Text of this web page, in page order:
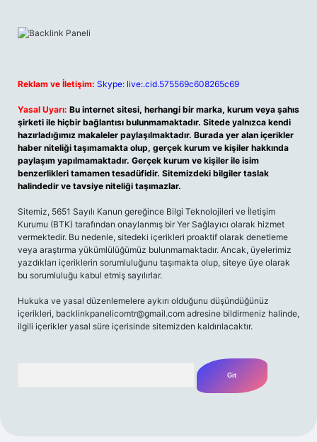
Reklam ve İletişim: Skype: live:.cid.575569c608265c69
Yasal Uyarı: Bu internet sitesi, herhangi bir marka, kurum veya şahıs
şirketi ile hiçbir bağlantısı bulunmamaktadır. Sitede yalnızca kendi
hazırladığımız makaleler paylaşılmaktadır. Burada yer alan içerikler
haber niteliği taşımamakta olup, gerçek kurum ve kişiler hakkında
paylaşım yapılmamaktadır. Gerçek kurum ve kişiler ile isim
benzerlikleri tamamen tesadüfidir. Sitemizdeki bilgiler taslak
halindedir ve tavsiye niteliği taşımazlar.
Sitemiz, 5651 Sayılı Kanun gereğince Bilgi Teknolojileri ve İletişim
Kurumu (BTK) tarafından onaylanmış bir Yer Sağlayıcı olarak hizmet
vermektedir. Bu nedenle, sitedeki içerikleri proaktif olarak denetleme
veya araştırma yükümlülüğümüz bulunmamaktadır. Ancak, üyelerimiz
yazdıkları içeriklerin sorumluluğunu taşımakta olup, siteye üye olarak
bu sorumluluğu kabul etmiş sayılırlar.
Hukuka ve yasal düzenlemelere aykırı olduğunu düşündüğünüz
içerikleri, backlinkpanelicomtr@gmail.com adresine bildirmeniz halinde,
ilgili içerikler yasal süre içerisinde sitemizden kaldırılacaktır.